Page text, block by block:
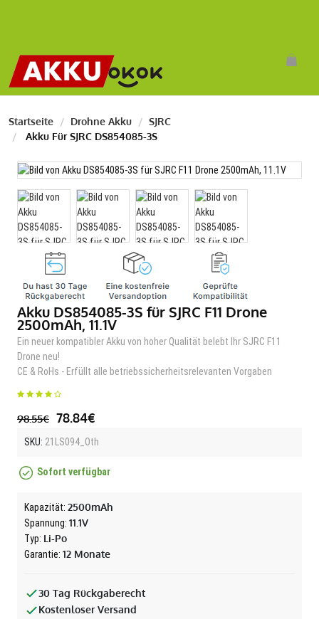
Startseite Drohne Akku
SJRC
Akku Für SJRC DS854085-3S
Akku DS854085-3S für SJRC F11 Drone
2500mAh, 11.1V
Ein neuer kompatibler Akku von hoher Qualität belebt Ihr SJRC F11
Drone neu!
CE & RoHs - Erfüllt alle betriebssicherheitsrelevanten Vorgaben
98.55€ 78.84€
SKU: 21LS094_Oth
Sofort verfügbar
Kapazität: 2500mAh
Spannung: 11.1V
Typ: Li-Po
Garantie: 12 Monate
30 Tag Rückgaberecht
Kostenloser Versand